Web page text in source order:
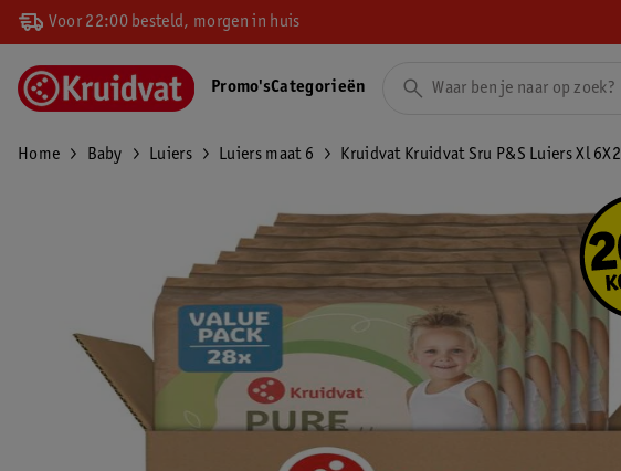
Voor 22:00 besteld, morgen in huis
Promo'sCategorieën
Home Baby Luiers Luiers maat 6 Kruidvat Kruidvat Sru P&S Luiers Xl 6X2